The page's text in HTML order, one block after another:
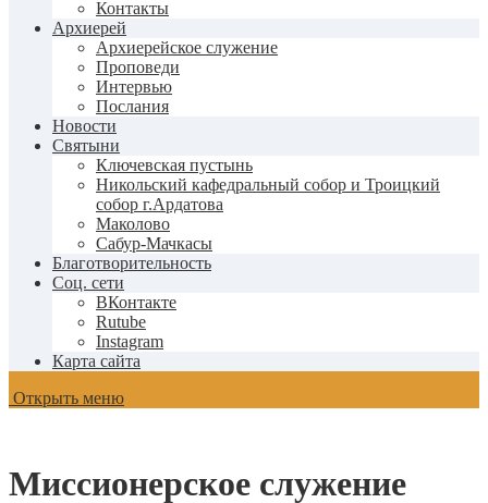
Контакты
Архиерей
Архиерейское служение
Проповеди
Интервью
Послания
Новости
Святыни
Ключевская пустынь
Никольский кафедральный собор и Троицкий
собор г.Ардатова
Маколово
Сабур-Мачкасы
Благотворительность
Соц. сети
ВКонтакте
Rutube
Instagram
Карта сайта
Открыть меню
Миссионерское служение